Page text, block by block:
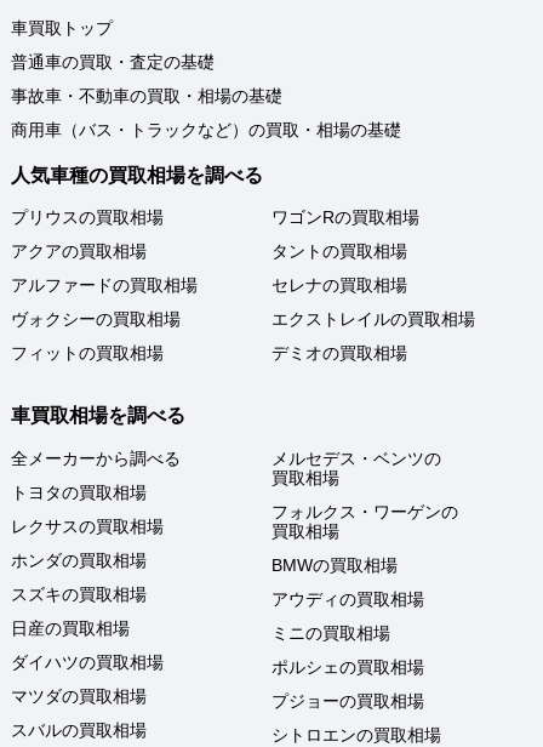
車買取トップ
普通車の買取・査定の基礎
事故車・不動車の買取・相場の基礎
商用車（バス・トラックなど）の買取・相場の基礎
人気車種の買取相場を調べる
プリウスの買取相場
アクアの買取相場
アルファードの買取相場
ヴォクシーの買取相場
フィットの買取相場
ワゴンRの買取相場
タントの買取相場
セレナの買取相場
エクストレイルの買取相場
デミオの買取相場
車買取相場を調べる
全メーカーから調べる
トヨタの買取相場
レクサスの買取相場
ホンダの買取相場
スズキの買取相場
日産の買取相場
ダイハツの買取相場
マツダの買取相場
スバルの買取相場
メルセデス・ベンツの
買取相場
フォルクス・ワーゲンの
買取相場
BMWの買取相場
アウディの買取相場
ミニの買取相場
ポルシェの買取相場
プジョーの買取相場
シトロエンの買取相場